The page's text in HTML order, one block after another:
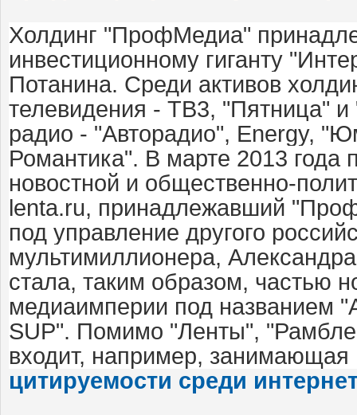
Холдинг "ПрофМедиа"
инвестиционному гиганту
Потанина. Среди активов
телевидения - ТВ3, "Пятница" и
радио - "Авторадио", Energy,
Романтика". В марте 2013 года
новостной и общественно-
lenta.ru, принадлежавший
под управление другого
мультимиллионера,
стала, таким образом, частью
медиаимперии под названием
SUP". Помимо "Ленты",
входит, например,
цитируемости среди